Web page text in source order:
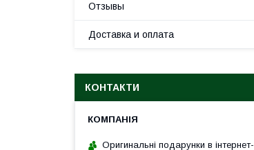
Отзывы
Доставка и оплата
КОНТАКТИ
Оригинальні подарунки в інтернет-